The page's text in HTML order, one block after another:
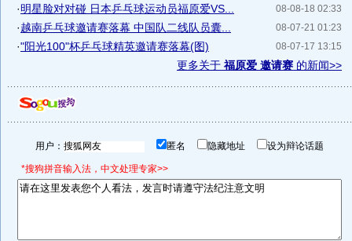
08-08-18 02:33
·明星脸对对碰 日本乒乓球运动员福原爱VS...
08-07-21 01:23
·越南乒乓球邀请赛落幕 中国队二线队员囊...
08-07-17 13:15
·"阳光100"杯乒乓球精英邀请赛落幕(图)
更多关于 福原爱 邀请赛 的新闻>>
用户： 匿名 隐藏地址 设为辩论话题
*搜狗拼音输入法，中文处理专家>>